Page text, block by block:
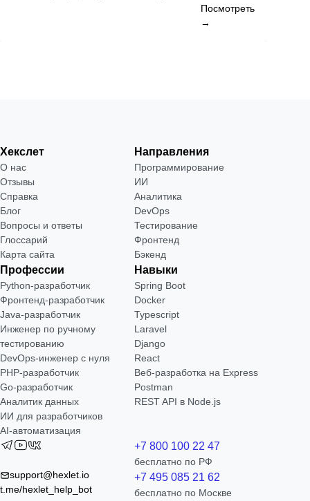
Посмотреть
→
Хекслет
О нас
Отзывы
Справка
Блог
Вопросы и ответы
Глоссарий
Карта сайта
Направления
Программирование
ИИ
Аналитика
DevOps
Тестирование
Фронтенд
Бэкенд
Профессии
Python-разработчик
Фронтенд-разработчик
Java-разработчик
Инженер по ручному
тестированию
DevOps-инженер с нуля
РНР-разработчик
Go-разработчик
Аналитик данных
ИИ для разработчиков
AI-автоматизация
Навыки
Spring Boot
Docker
Typescript
Laravel
Django
React
Веб-разработка на Express
Postman
REST API в Node.js
support@hexlet.io
t.me/hexlet_help_bot
+7 800 100 22 47
бесплатно по РФ
+7 495 085 21 62
бесплатно по Москве